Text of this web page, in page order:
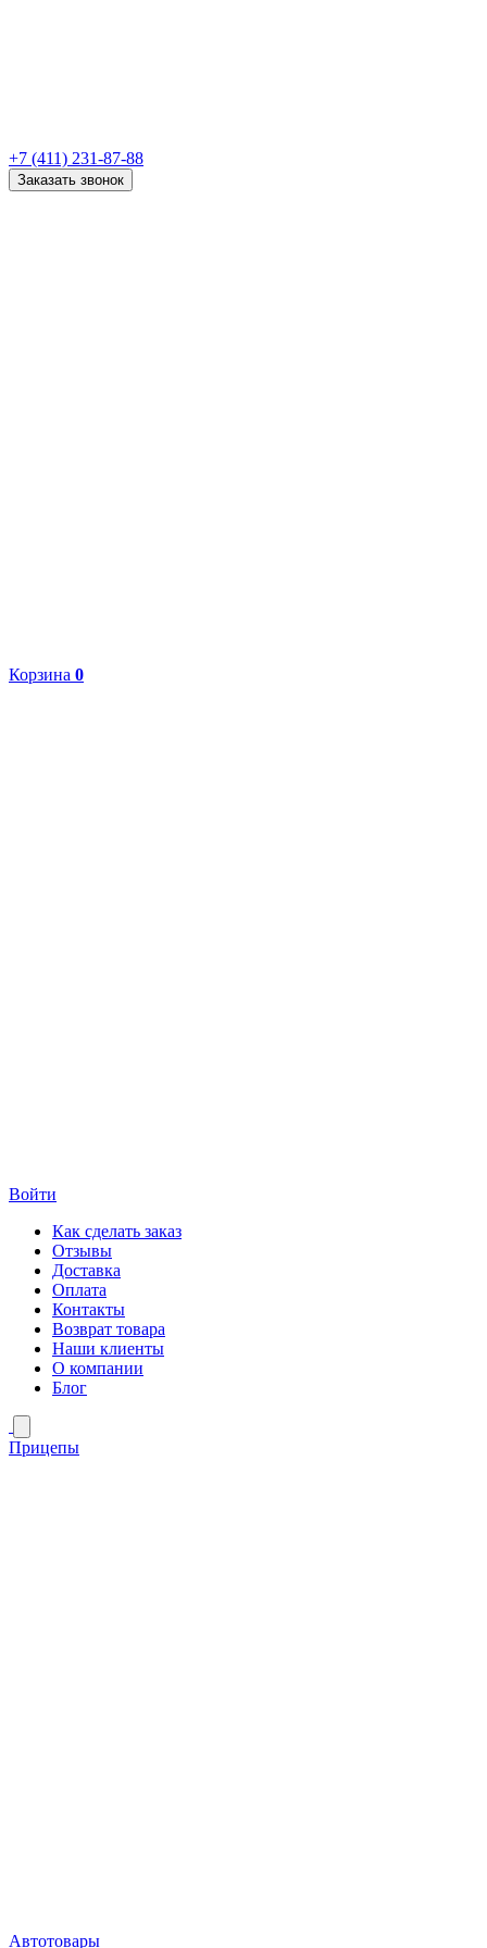
+7 (411) 231-87-88
Заказать звонок
Корзина 0
Войти
Как сделать заказ
Отзывы
Доставка
Оплата
Контакты
Возврат товара
Наши клиенты
О компании
Блог
Прицепы
Автотовары